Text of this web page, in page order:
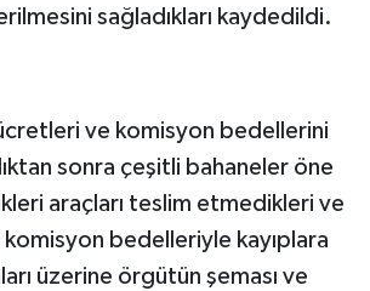
sağladıkları kaydedildi.
ücretleri ve komisyon bedellerini
sonra çeşitli bahaneler öne
araçları teslim etmedikleri ve
komisyon bedelleriyle kayıplara
üzerine örgütün şeması ve